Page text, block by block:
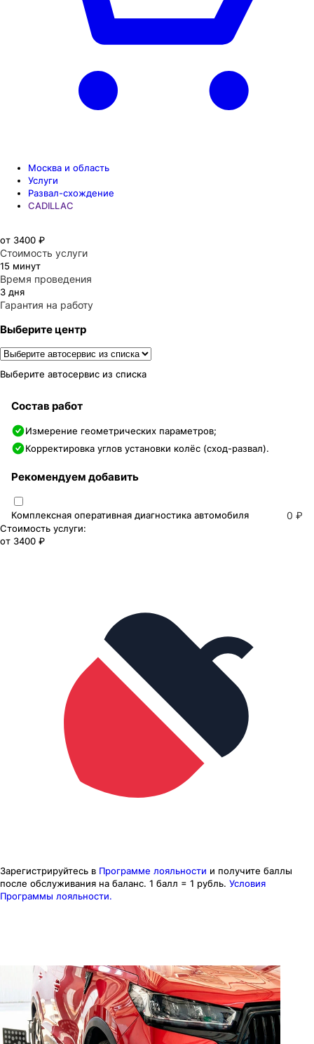
Москва и область
Услуги
Развал-схождение
CADILLAC
от 3400 ₽
Стоимость услуги
15 минут
Время проведения
3 дня
Гарантия на работу
Выберите центр
Выберите автосервис из списка
Состав работ
Измерение геометрических параметров;
Корректировка углов установки колёс (сход-развал).
Рекомендуем добавить
Комплексная оперативная диагностика автомобиля 0 ₽
Стоимость услуги:
от 3400 ₽
Зарегистрируйтесь в Программе лояльности и получите баллы
после обслуживания на баланс. 1 балл = 1 рубль. Условия
Программы лояльности.